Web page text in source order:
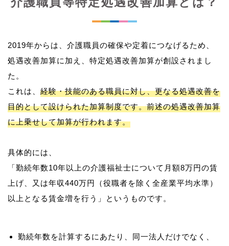
2019年からは、介護職員の確保や定着につなげるため、
処遇改善加算に加え、特定処遇改善加算が創設されまし
た。
これは、 経験・技能のある職員に対し、更なる処遇改善を
目的として設けられた加算制度です。前述の処遇改善加算
に上乗せして加算が行われます。
具体的には、
「勤続年数10年以上の介護福祉士について月額8万円の賃
上げ、又は年収440万円（役職者を除く全産業平均水準）
勤続年数を計算するにあたり、同一法人だけでなく、